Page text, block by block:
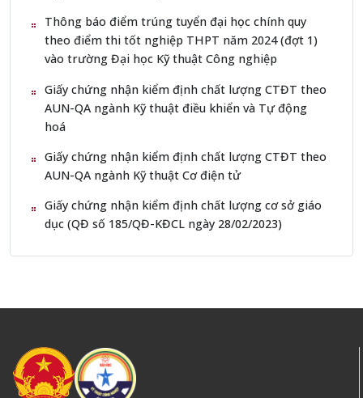
Thông báo điểm trúng tuyển đại học chính quy
theo điểm thi tốt nghiệp THPT năm 2024 (đợt 1)
vào trường Đại học Kỹ thuật Công nghiệp
Giấy chứng nhận kiểm định chất lượng CTĐT theo
AUN-QA ngành Kỹ thuật điều khiển và Tự động
hoá
Giấy chứng nhận kiểm định chất lượng CTĐT theo
AUN-QA ngành Kỹ thuật Cơ điện tử
Giấy chứng nhận kiểm định chất lượng cơ sở giáo
dục (QĐ số 185/QĐ-KĐCL ngày 28/02/2023)